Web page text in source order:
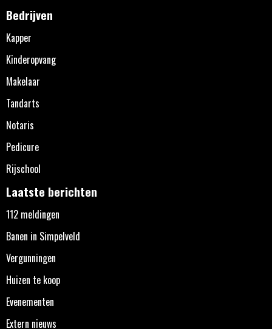
Bedrijven
Kapper
Kinderopvang
Makelaar
Tandarts
Notaris
Pedicure
Rijschool
Laatste berichten
112 meldingen
Banen in Simpelveld
Vergunningen
Huizen te koop
Evenementen
Extern nieuws